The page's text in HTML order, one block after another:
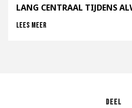
LANG CENTRAAL TIJDENS
Lees meer
Deel